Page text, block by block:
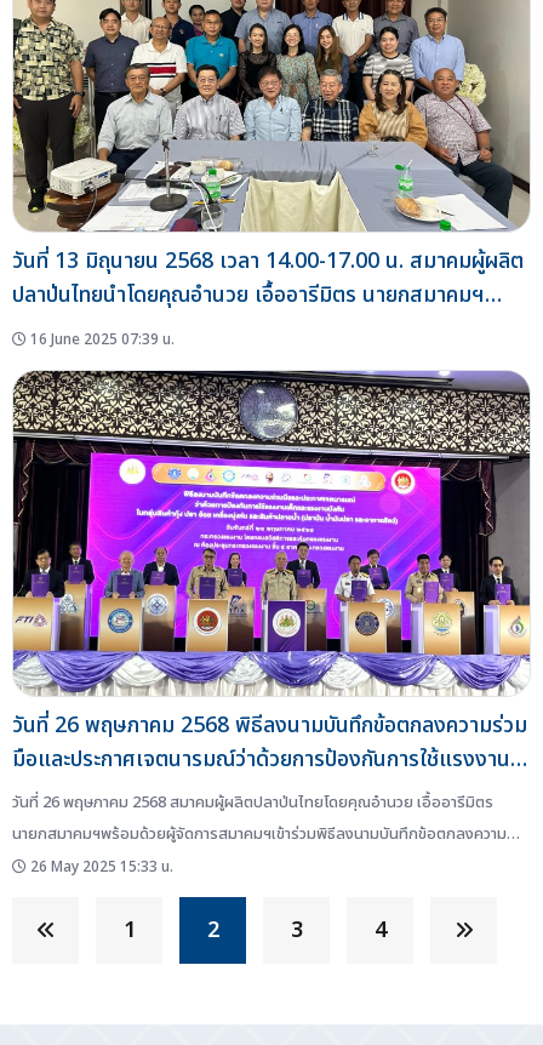
วันที่ 13 มิถุนายน 2568 เวลา 14.00-17.00 น. สมาคมผู้ผลิต
ปลาป่นไทยนำโดยคุณอำนวย เอื้ออารีมิตร นายกสมาคมฯ
ประชุมคณะกรรมการบริหารสมาคมฯสัญจรร่วมสมาชิก ครั้งที่
3/2568 ณ ห้องจันทร์กระพ้อ โรงแรมเฮอริเทจ แกรนด์ คอน
เวนชั่น จังหวัดระนอง
16 June 2025 07:39 น.
วันที่ 26 พฤษภาคม 2568 พิธีลงนามบันทึกข้อตกลงความร่วม
มือและประกาศเจตนารมณ์ว่าด้วยการป้องกันการใช้แรงงาน
เด็ก แรงงานบังคับ ในกลุ่มสินค้าประเภทกุ้ง ปลา อ้อย เครื่อง
นุ่งห่ม และสินค้าปลายน้ำ (ปลาป่น น้ำมันปลา และอาหารสัตว์)
วันที่ 26 พฤษภาคม 2568 สมาคมผู้ผลิตปลาป่นไทยโดยคุณอำนวย เอื้ออารีมิตร
นายกสมาคมฯพร้อมด้วยผู้จัดการสมาคมฯเข้าร่วมพิธีลงนามบันทึกข้อตกลงความ
ร่วมมือและประกาศเจตนารมณ์ว่าด้วยการป้องกันการใช้แรงงานเด็ก แรงงานบังคับ
ในกลุ่มสินค้าประเภทกุ้ง ปลา อ้อย เครื่องนุ่งห่ม และสินค้าปลายน้ำ (ปลาป่น น้ำมันปลา
และอาหารสัตว์)ณ ห้องประชุมกระทรวงแรงงาน ชั้น 5 อาคารกระทรวงแรงงานจัด
โดย…กรมสวัสดิการและคุ้มครองแรงงาน...
26 May 2025 15:33 น.
1 2 3 4